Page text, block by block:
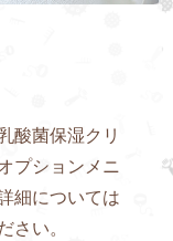
酸菌保湿クリ
プションメニ
細については
さい。